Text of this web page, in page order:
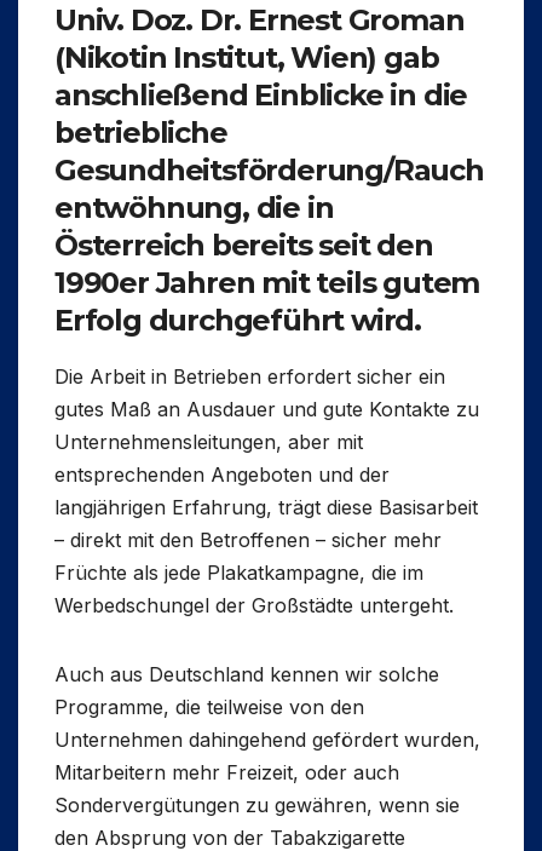
Univ. Doz. Dr. Ernest Groman
(Nikotin Institut, Wien) gab
anschließend Einblicke in die
betriebliche
Gesundheitsförderung/Rauch
entwöhnung, die in
Österreich bereits seit den
1990er Jahren mit teils gutem
Erfolg durchgeführt wird.
Die Arbeit in Betrieben erfordert sicher ein
gutes Maß an Ausdauer und gute Kontakte zu
Unternehmensleitungen, aber mit
entsprechenden Angeboten und der
langjährigen Erfahrung, trägt diese Basisarbeit
– direkt mit den Betroffenen – sicher mehr
Früchte als jede Plakatkampagne, die im
Werbedschungel der Großstädte untergeht.
Auch aus Deutschland kennen wir solche
Programme, die teilweise von den
Unternehmen dahingehend gefördert wurden,
Mitarbeitern mehr Freizeit, oder auch
Sondervergütungen zu gewähren, wenn sie
den Absprung von der Tabakzigarette